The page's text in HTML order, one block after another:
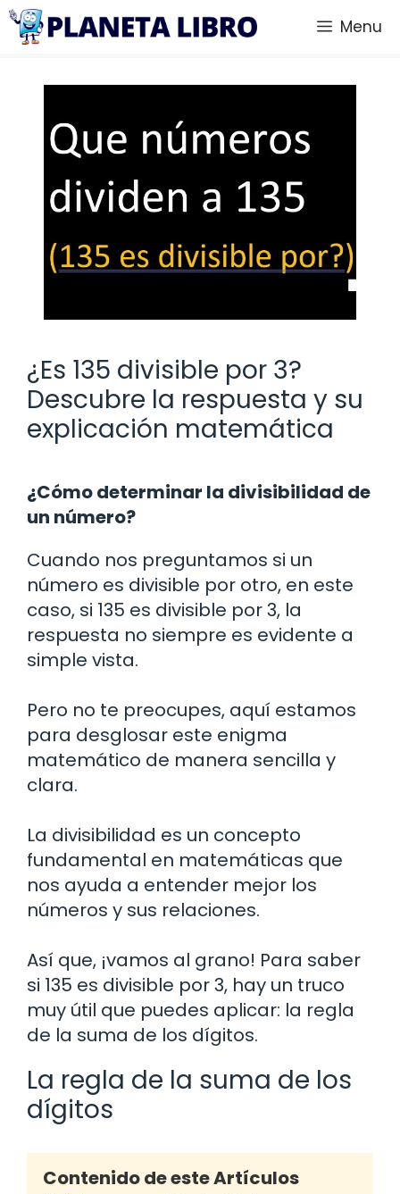
Saltar
Menu
¿Es 135 divisible por 3?
Descubre la respuesta y su
explicación matemática
¿Cómo determinar la divisibilidad de
un número?
Cuando nos preguntamos si un
número es divisible por otro, en este
caso, si 135 es divisible por 3, la
respuesta no siempre es evidente a
simple vista.
Pero no te preocupes, aquí estamos
para desglosar este enigma
matemático de manera sencilla y
clara.
La divisibilidad es un concepto
fundamental en matemáticas que
nos ayuda a entender mejor los
números y sus relaciones.
Así que, ¡vamos al grano! Para saber
si 135 es divisible por 3, hay un truco
muy útil que puedes aplicar: la regla
de la suma de los dígitos.
La regla de la suma de los
dígitos
Contenido de este Artículos